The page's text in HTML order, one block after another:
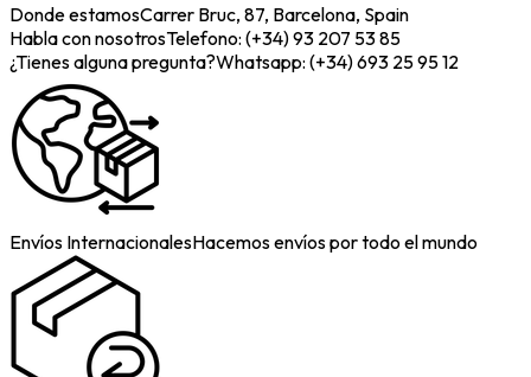
Donde estamosCarrer Bruc, 87, Barcelona, Spain
Habla con nosotrosTelefono: (+34) 93 207 53 85
¿Tienes alguna pregunta?Whatsapp: (+34) 693 25 95 12
Envíos InternacionalesHacemos envíos por todo el mundo